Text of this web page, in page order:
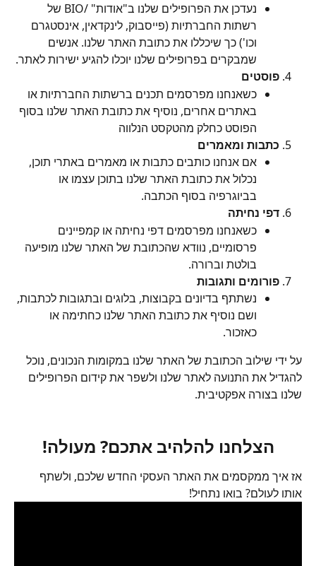
נעדכן את הפרופילים שלנו ב"אודות" /BIO של
רשתות החברתיות (פייסבוק, לינקדאין, אינסטגרם
וכו') כך שיכללו את כתובת האתר שלנו. אנשים
שמבקרים בפרופילים שלנו יוכלו להגיע ישירות לאתר.
פוסטים
כשאנחנו מפרסמים תכנים ברשתות החברתיות או
באתרים אחרים, נוסיף את כתובת האתר שלנו בסוף
הפוסט כחלק מהטקסט הנלווה
כתבות ומאמרים
אם אנחנו כותבים כתבות או מאמרים באתרי תוכן,
נכלול את כתובת האתר שלנו בתוכן עצמו או
בביוגרפיה בסוף הכתבה.
דפי נחיתה
כשאנחנו מפרסמים דפי נחיתה או קמפיינים
פרסומיים, נוודא שהכתובת של האתר שלנו מופיעה
בולטת וברורה.
פורומים ותגובות
נשתתף בדיונים בקבוצות, בלוגים ובתגובות לכתבות,
ושם נוסיף את כתובת האתר שלנו כחתימה או
כאזכור.
על ידי שילוב הכתובת של האתר שלנו במקומות הנכונים, נוכל
להגדיל את התנועה לאתר שלנו ולשפר את קידום הפרופילים
שלנו בצורה אפקטיבית.
הצלחנו להלהיב אתכם? מעולה!
אז איך ממקסמים את האתר העסקי החדש שלכם, ולשתף
אותו לעולם? בואו נתחיל!